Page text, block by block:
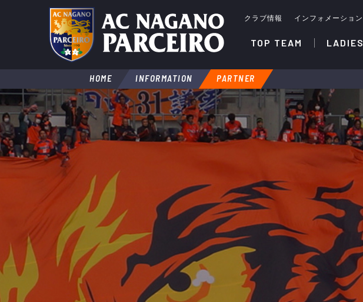
クラブ情報 インフォメーション
TOP TEAM LADIES
HOME INFORMATION PARTNER